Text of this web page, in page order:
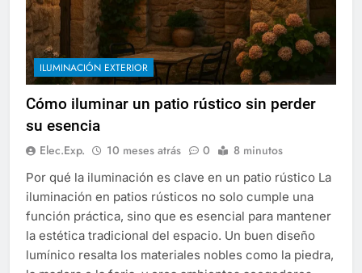
ILUMINACIÓN EXTERIOR
Cómo iluminar un patio rústico sin perder
su esencia
Elec.Exp. 10 meses atrás 0 8 minutos
Por qué la iluminación es clave en un patio rústico La
iluminación en patios rústicos no solo cumple una
función práctica, sino que es esencial para mantener
la estética tradicional del espacio. Un buen diseño
lumínico resalta los materiales nobles como la piedra,